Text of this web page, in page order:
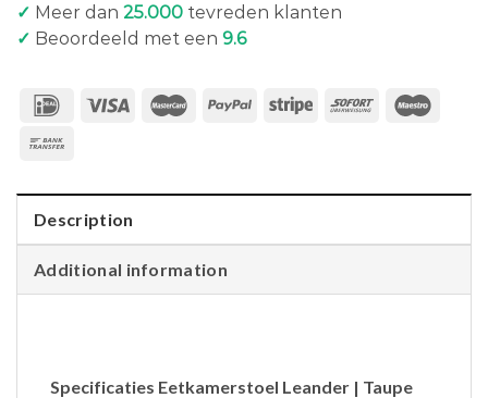
✓ Meer dan 25.000 tevreden klanten
✓ Beoordeeld met een 9.6
Description
Additional information
Specificaties Eetkamerstoel Leander | Taupe